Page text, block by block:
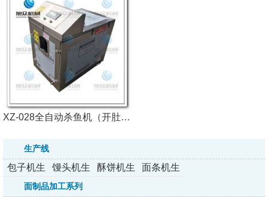
XZ-028全自动杀鱼机（开肚去鳞掏内脏一体机）
生产线
包子机生
产线
馒头机生
产线
酥饼机生
面条机生
面制品加工系列